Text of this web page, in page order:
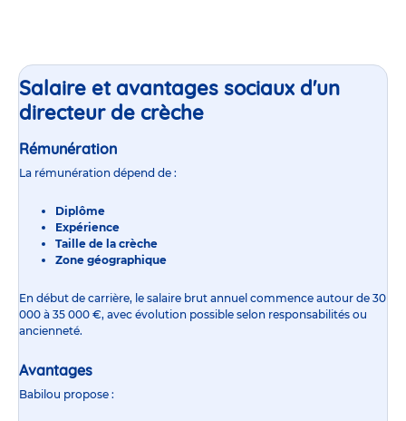
Salaire et avantages sociaux d'un
directeur de crèche
Rémunération
La rémunération dépend de :
Diplôme
Expérience
Taille de la crèche
Zone géographique
En début de carrière, le salaire brut annuel commence autour de 30
000 à 35 000 €, avec évolution possible selon responsabilités ou
ancienneté.
Avantages
Babilou propose :